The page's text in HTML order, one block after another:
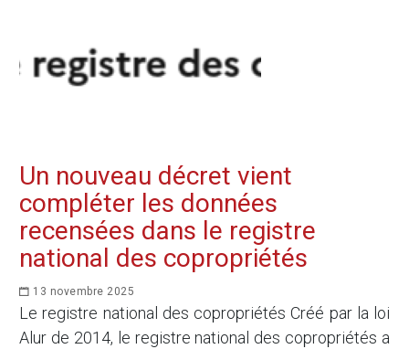
Un nouveau décret vient
compléter les données
recensées dans le registre
national des copropriétés
13 novembre 2025
Le registre national des copropriétés Créé par la loi
Alur de 2014, le registre national des copropriétés a